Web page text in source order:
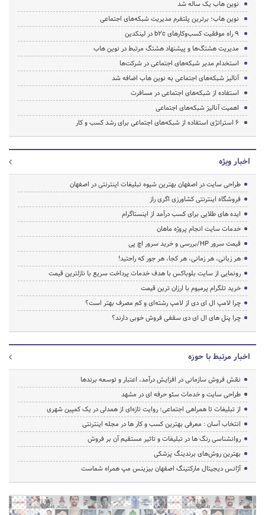
نوین هاب یک ساله شد
نوین هاب؛ برترین پلتفرم مدیریت شبکه‌های اجتماعی
۹ راه موفقیت کسب‌و‌کار‌های b2c در لینکدین
مدیریت هشتگ‌ها و پیشنهاد هشتگ مرتبط در نوین هاب
استخدام مدیر شبکه‌های اجتماعی در شرکت‌ها
آنالیز شبکه‌های اجتماعی به نوین هاب اضافه شد
استفاده از شبکه‌های اجتماعی در مسافرت
اهمیت آنالیز شبکه‌های اجتماعی
۶ استراتژی استفاده از شبکه‌های اجتماعی برای رشد کسب و کار
اخبار ویژه
طراحی سایت در اصفهان بهترین شیوه تبلیغات اینترنتی در اصفهان
فروشگاه اینترنتی کشاورزی اگری راز
ایده های طلایی برای کسب درآمد از اینستاگرام
خدمات سایت انجام پروژه ماهان
قیمت سرور HP/بررسی و خرید سرور اچ پی
هر زبانی، هر زمانی، هر کجا، هر جور که راحتید!
رونمایی از سایت بلوباکس با هدف خدمات پرداخت سریع با نازلترین قیمت
خرید تلگرام پرمیوم با ارزان ترین قیمت
چرا لامپ ال ای دی از لامپ رشته‌ای و کم مصرف بهتر است؟
چرا پنل های ال ای دی سقفی فروش خوبی دارند؟
اخبار مرتبط با حوزه
نقش فروش سازمانی در افزایش درآمد، اعتبار و توسعه برندها
طراحی سایت و خدمات سئو حرفه ای در مشهد
از تبلیغات تا همراهی اجتماعی؛ روایت تازه‌ای از همدلی در یک کمپین شهری
انتخاب آسان : معرفی بهترین کسب و کار ها در مجله اینترنتی
روانشناسی رنگ ها در تبلیغات و تاثیر مستقیم آن بر فروش
بهترین روش‌های برندینگ پزشکی
آژانس دیجیتال مارکتینگ اصفهان بیزینس مپ همراه شماست